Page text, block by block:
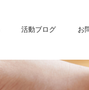
活動ブログ お